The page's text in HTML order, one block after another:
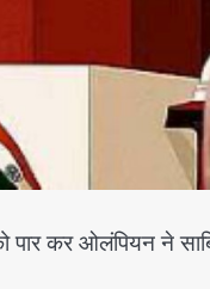
पार कर ओलंपियन ने